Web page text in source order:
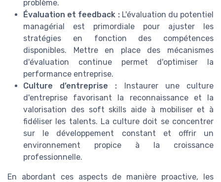
problème.
Évaluation et feedback :L'évaluation du potentiel
managérial est primordiale pour ajuster les
stratégies en fonction des compétences
disponibles. Mettre en place des mécanismes
d'évaluation continue permet d'optimiser la
performance entreprise.
Culture d’entreprise : Instaurer une culture
d'entreprise favorisant la reconnaissance et la
valorisation des soft skills aide à mobiliser et à
fidéliser les talents. La culture doit se concentrer
sur le développement constant et offrir un
environnement propice à la croissance
professionnelle.
En abordant ces aspects de manière proactive, les